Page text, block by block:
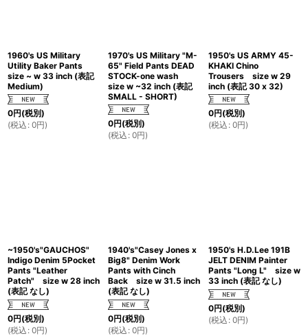
1960's US Military
Utility Baker Pants
size ~ w 33 inch (表記
Medium)
0円(税別)
(税込 : 0円)
1970's US Military "M-
65" Field Pants DEAD
STOCK-one wash
size w ~32 inch (表記
SMALL - SHORT)
0円(税別)
(税込 : 0円)
1950's US ARMY 45-
KHAKI Chino
Trousers size w 29
inch (表記 30 x 32)
0円(税別)
(税込 : 0円)
~1950's"GAUCHOS"
Indigo Denim 5Pocket
Pants "Leather
Patch" size w 28 inch
(表記 なし)
0円(税別)
(税込 : 0円)
1940's"Casey Jones x
Big8" Denim Work
Pants with Cinch
Back size w 31.5 inch
(表記 なし)
0円(税別)
(税込 : 0円)
1950's H.D.Lee 191B
JELT DENIM Painter
Pants "Long L" size w
33 inch (表記 なし)
0円(税別)
(税込 : 0円)